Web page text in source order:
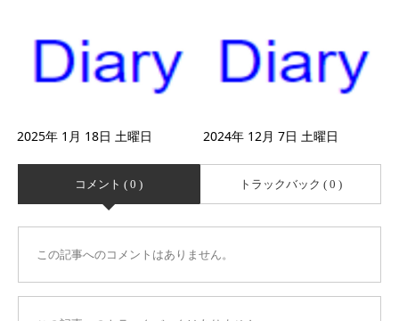
2025年 1月 18日 土曜日 2024年 12月 7日 土曜日
コメント ( 0 ) トラックバック ( 0 )
この記事へのコメントはありません。